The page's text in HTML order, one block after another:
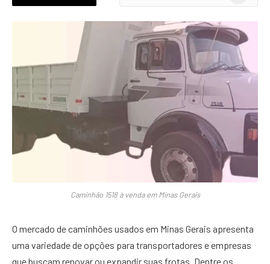
Caminhão 1518 à venda em Minas Gerais
O mercado de caminhões usados em Minas Gerais apresenta
uma variedade de opções para transportadores e empresas
que buscam renovar ou expandir suas frotas. Dentre os